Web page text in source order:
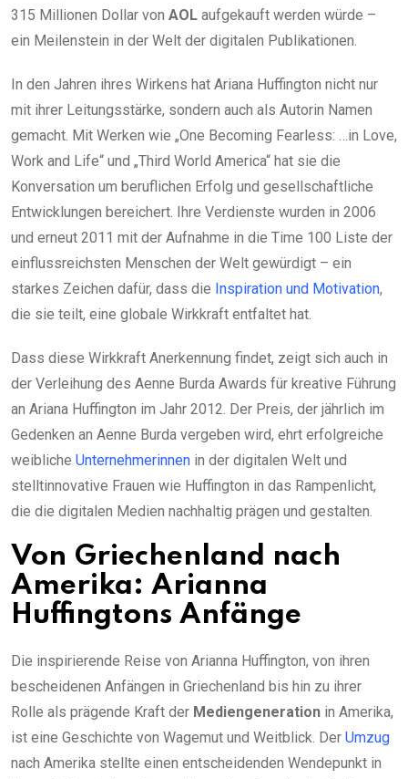
315 Millionen Dollar von AOL aufgekauft werden würde –
ein Meilenstein in der Welt der digitalen Publikationen.
In den Jahren ihres Wirkens hat Ariana Huffington nicht nur
mit ihrer Leitungsstärke, sondern auch als Autorin Namen
gemacht. Mit Werken wie „One Becoming Fearless: …in Love,
Work and Life“ und „Third World America“ hat sie die
Konversation um beruflichen Erfolg und gesellschaftliche
Entwicklungen bereichert. Ihre Verdienste wurden in 2006
und erneut 2011 mit der Aufnahme in die Time 100 Liste der
einflussreichsten Menschen der Welt gewürdigt – ein
starkes Zeichen dafür, dass die Inspiration und Motivation,
die sie teilt, eine globale Wirkkraft entfaltet hat.
Dass diese Wirkkraft Anerkennung findet, zeigt sich auch in
der Verleihung des Aenne Burda Awards für kreative Führung
an Ariana Huffington im Jahr 2012. Der Preis, der jährlich im
Gedenken an Aenne Burda vergeben wird, ehrt erfolgreiche
weibliche Unternehmerinnen in der digitalen Welt und
stelltinnovative Frauen wie Huffington in das Rampenlicht,
die die digitalen Medien nachhaltig prägen und gestalten.
Von Griechenland nach
Amerika: Arianna
Huffingtons Anfänge
Die inspirierende Reise von Arianna Huffington, von ihren
bescheidenen Anfängen in Griechenland bis hin zu ihrer
Rolle als prägende Kraft der Mediengeneration in Amerika,
ist eine Geschichte von Wagemut und Weitblick. Der Umzug
nach Amerika stellte einen entscheidenden Wendepunkt in